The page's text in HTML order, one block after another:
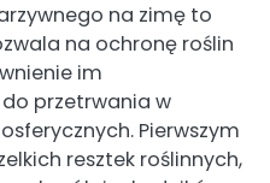
na zimę to
na ochronę roślin
im
przetrwania w
Pierwszym
resztek roślinnych,